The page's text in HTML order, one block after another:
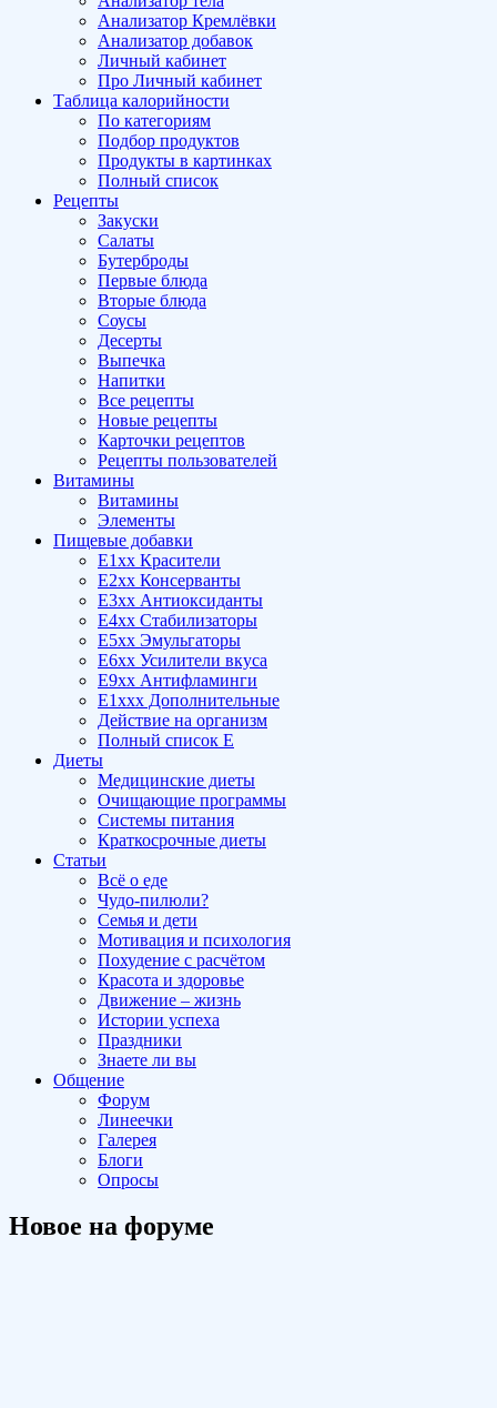
Анализатор Кремлёвки
Анализатор добавок
Личный кабинет
Про Личный кабинет
Таблица калорийности
По категориям
Подбор продуктов
Продукты в картинках
Полный список
Рецепты
Закуски
Салаты
Бутерброды
Первые блюда
Вторые блюда
Соусы
Десерты
Выпечка
Напитки
Все рецепты
Новые рецепты
Карточки рецептов
Рецепты пользователей
Витамины
Витамины
Элементы
Пищевые добавки
E1xx Красители
E2xx Консерванты
E3xx Антиоксиданты
E4xx Стабилизаторы
E5xx Эмульгаторы
E6xx Усилители вкуса
E9xx Антифламинги
E1xxx Дополнительные
Действие на организм
Полный список E
Диеты
Медицинские диеты
Очищающие программы
Системы питания
Краткосрочные диеты
Статьи
Всё о еде
Чудо-пилюли?
Семья и дети
Мотивация и психология
Похудение с расчётом
Красота и здоровье
Движение – жизнь
Истории успеха
Праздники
Знаете ли вы
Общение
Форум
Линеечки
Галерея
Блоги
Опросы
Новое на форуме